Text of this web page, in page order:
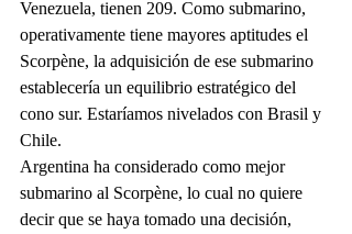
Venezuela, tienen 209. Como submarino,
operativamente tiene mayores aptitudes el
Scorpène, la adquisición de ese submarino
establecería un equilibrio estratégico del
cono sur. Estaríamos nivelados con Brasil y
Chile.
Argentina ha considerado como mejor
submarino al Scorpène, lo cual no quiere
decir que se haya tomado una decisión,